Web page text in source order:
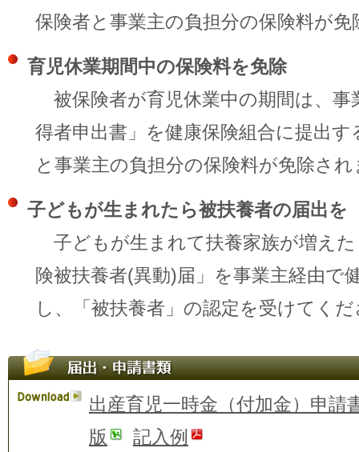
保険者と事業主の負担分の保険料が
育児休業期間中の保険料を免除
被保険者が育児休業中の期間は、事
得者申出書」を健康保険組合に提出
と事業主の負担分の保険料が免除さ
子どもが生まれたら被扶養者の届出を
子どもが生まれて扶養家族が増え
険被扶養者(異動)届」を事業主経由で
し、「被扶養者」の認定を受けてく
出産育児一時金（付加金）申請
版
記入例